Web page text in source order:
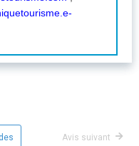
Avis suivant